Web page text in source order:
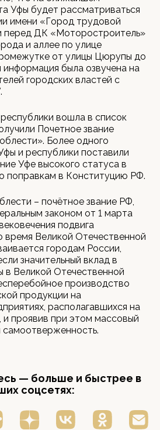
Уфы будет рассматриваться
имени «Город трудовой
перед ДК «Моторостроитель»
и аллее по улице
от улицы Цюрупы до
информация была озвучена на
городских властей с
вошла в список
Почетное звание
Более одного
и республики поставили
Уфе высокого статуса в
поправкам в Конституцию РФ.
– почётное звание РФ,
законом от 1 марта
подвига
время Великой Отечественной
городам России,
значительный вклад в
Великой Отечественной
производство
продукции на
располагавшихся на
и проявив при этом массовый
самоотверженность.
— больше и быстрее в
соцсетях: